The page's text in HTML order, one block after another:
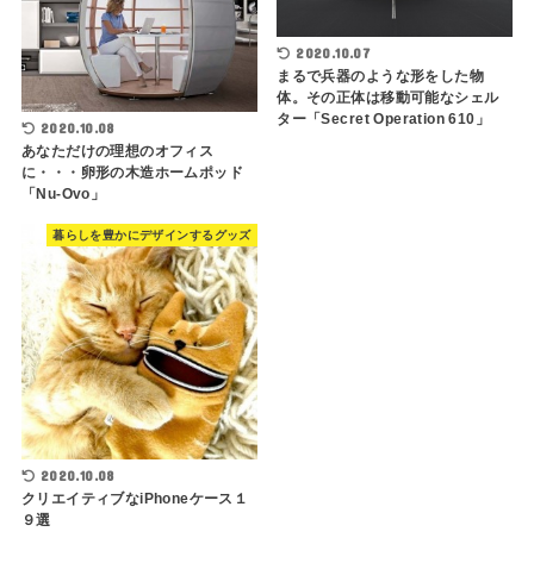
2020.10.08
あなただけの理想のオフィス
に・・・卵形の木造ホームポッド
「Nu-Ovo」
2020.10.07
まるで兵器のような形をした物
体。その正体は移動可能なシェル
ター「Secret Operation 610」
暮らしを豊かにデザインするグッズ
2020.10.08
クリエイティブなiPhoneケース１
９選